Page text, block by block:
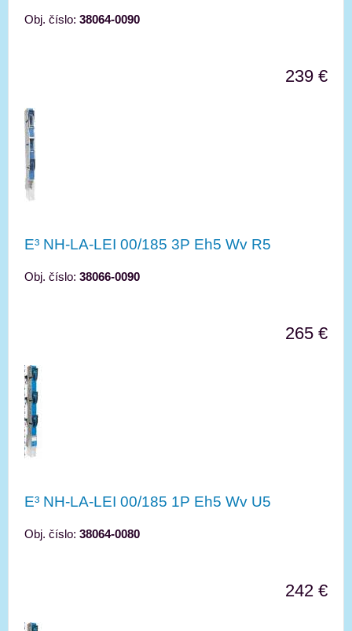
Obj. číslo: 38064-0090
239 €
E³ NH-LA-LEI 00/185 3P Eh5 Wv R5
Obj. číslo: 38066-0090
265 €
E³ NH-LA-LEI 00/185 1P Eh5 Wv U5
Obj. číslo: 38064-0080
242 €